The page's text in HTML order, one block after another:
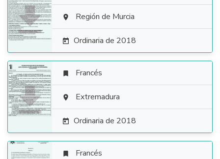
  Región de Murcia
 Ordinaria de 2018

 Francés
 Extremadura
 Ordinaria de 2018
 Francés